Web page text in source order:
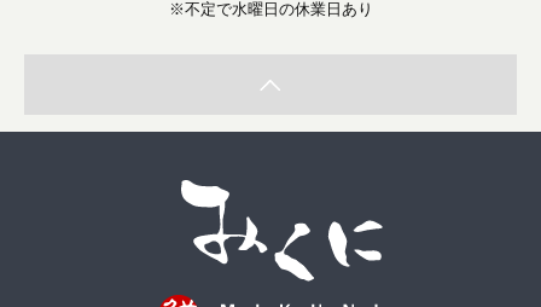
※不定で水曜日の休業日あり